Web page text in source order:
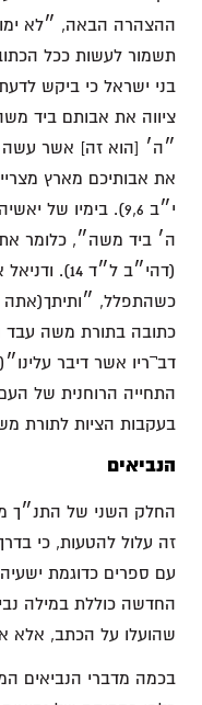
ההצהרה הבאה, ״לא
בני ישראל כי ביקש
״ה׳ [הוא זה] אשר
את אבותיכם מארץ
י״ב 9,6). בימיו
ה׳ ביד משה״, כלומר
(דהי״ב ל״ד
כשהתפלל, ״ותיתך(אתה
כתובה בתורת משה עבד
התחייה הרוחנית של
בעקבות הציות לתורת משה (ראה
הנביאים
החלק השני של התנ״ך
זה עלול להטעות, כי
עם ספרים כדוגמת
החדשה כוללת במילה
שהועלו על הכתב, אלא
בכמה מדברי הנביאים